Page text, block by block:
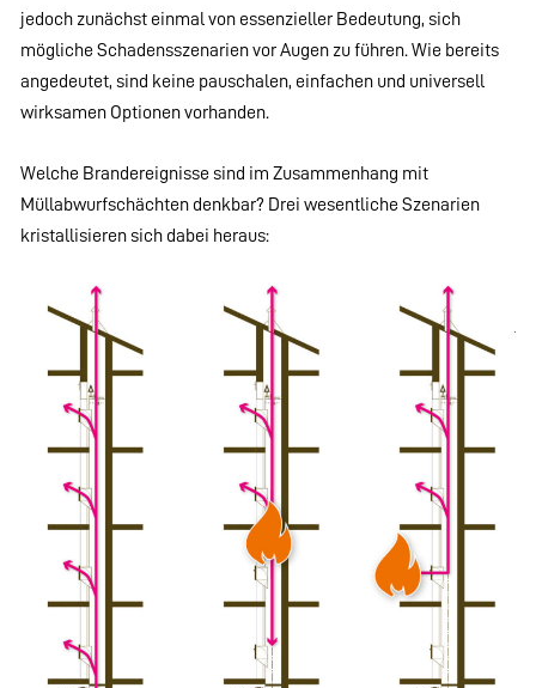
jedoch zunächst einmal von essenzieller Bedeutung, sich
mögliche Schadensszenarien vor Augen zu führen. Wie bereits
angedeutet, sind keine pauschalen, einfachen und universell
wirksamen Optionen vorhanden.
Welche Brandereignisse sind im Zusammenhang mit
Müllabwurfschächten denkbar? Drei wesentliche Szenarien
kristallisieren sich dabei heraus: